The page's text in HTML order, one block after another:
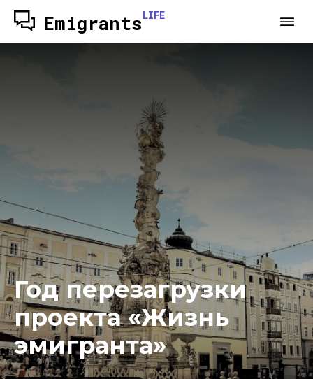
EmigrantsLIFE
Год перезагрузки
проекта «Жизнь
эмигранта»